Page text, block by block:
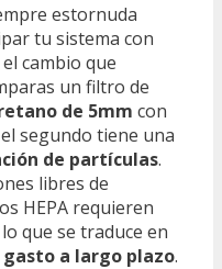
estornuda
tu sistema con
cambio que
un filtro de
de 5mm con
segundo tiene una
de partículas.
libres de
HEPA requieren
que se traduce en
a largo plazo.